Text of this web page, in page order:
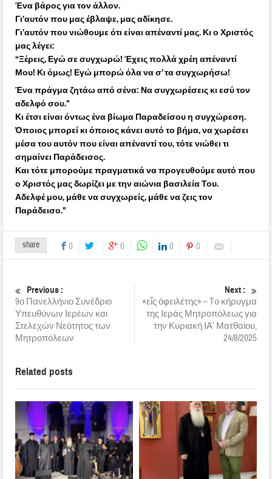
Ένα βάρος για τον άλλον.
Γι’αυτόν που μας έβλαψε, μας αδίκησε.
Γι’αυτόν που νιώθουμε ότι είναι απέναντί μας. Κι ο Χριστός
μας λέγει:
“Ξέρεις, Εγώ σε συγχωρώ! Έχεις πολλά χρέη απέναντί
Μου! Κι όμως! Εγώ μπορώ όλα να σ’ τα συγχωρήσω!
Ένα πράγμα ζητάω από σένα: Να συγχωρέσεις κι εσύ τον
αδελφό σου.”
Κι έτσι είναι όντως ένα βίωμα Παραδείσου η συγχώρεση.
Όποιος μπορεί κι όποιος κάνει αυτό το βήμα, να χωρέσει
μέσα του αυτόν που είναι απέναντί του, τότε νιώθει τι
σημαίνει Παράδεισος.
Και τότε μπορούμε πραγματικά να προγευθούμε αυτό που
ο Χριστός μας δωρίζει με την αιώνια βασιλεία Του.
Αδελφέ μου, μάθε να συγχωρείς, μάθε να ζεις τον
Παράδεισο.”
share 0 0 0 0
Previous :
9ο Πανελλήνιο Συνέδριο
Υπευθύνων Ιερέων και
Στελεχών Νεότητος των
Μητροπόλεων
Next :
«εἷς ὀφειλέτης» – Tο κήρυγμα
της Ιεράς Μητροπόλεως για
την Κυριακή ΙΑ’ Ματθαίου,
24/8/2025
Related posts